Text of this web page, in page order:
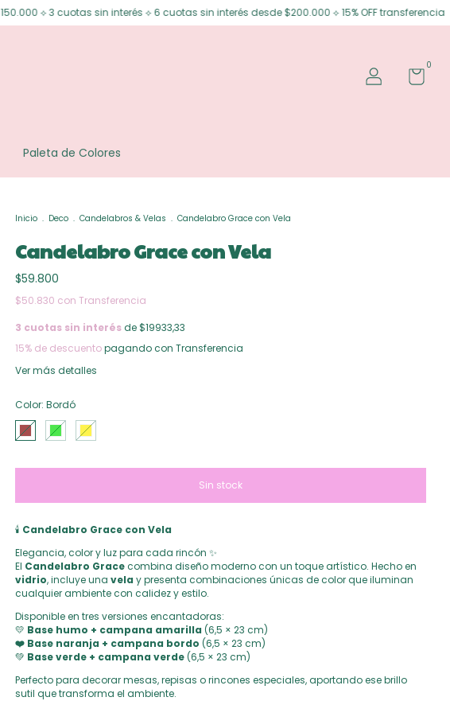
sin interés ⟡ 6 cuotas sin interés desde $200.000 ⟡ 15% OFF transferencia Envíos
0
Paleta de Colores
Inicio . Deco . Candelabros & Velas . Candelabro Grace con Vela
Candelabro Grace con Vela
$59.800
$50.830 con Transferencia
3 cuotas sin interésde $19933,33
15% de descuentopagando con Transferencia
Ver más detalles
Color: Bordó
🕯️ Candelabro Grace con Vela
Elegancia, color y luz para cada rincón ✨
El Candelabro Gracecombina diseño moderno con un toque artístico. Hecho en
vidrio, incluye una vela y presenta combinaciones únicas de color que iluminan
cualquier ambiente con calidez y estilo.
Disponible en tres versiones encantadoras:
💛 Base humo + campana amarilla (6,5 × 23 cm)
❤️ Base naranja + campana bordo (6,5 × 23 cm)
💚 Base verde + campana verde(6,5 × 23 cm)
Perfecto para decorar mesas, repisas o rincones especiales, aportando ese brillo
sutil que transforma el ambiente.